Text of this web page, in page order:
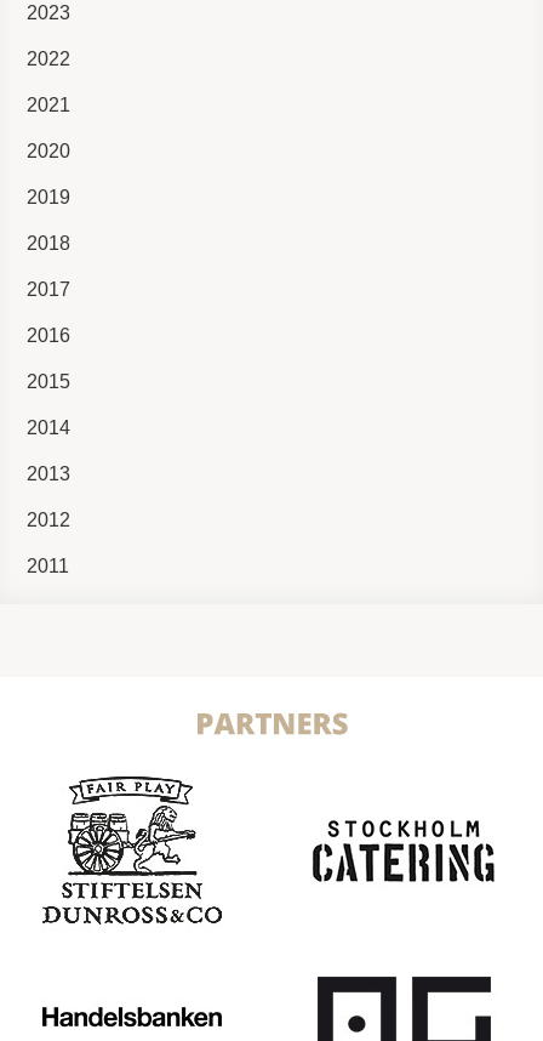
2023
2022
2021
2020
2019
2018
2017
2016
2015
2014
2013
2012
2011